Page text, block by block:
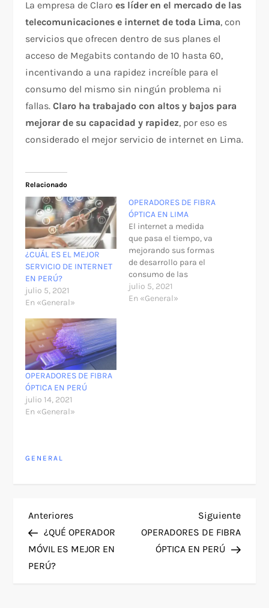
La empresa de Claroes líder en el mercado de las
telecomunicaciones e internet de toda Lima, con
servicios que ofrecen dentro de sus planes el
acceso de Megabits contando de 10 hasta 60,
incentivando a una rapidez increíble para el
consumo del mismo sin ningún problema ni
fallas.Claro ha trabajado con altos y bajos para
mejorar de su capacidad y rapidez, por eso es
considerado el mejor servicio de internet en Lima.
Relacionado
¿CUÁL ES EL MEJOR
SERVICIO DE INTERNET
EN PERÚ?
julio 5, 2021
En «General»
OPERADORES DE FIBRA
ÓPTICA EN LIMA
El internet a medida
que pasa el tiempo, va
mejorando sus formas
de desarrollo para el
consumo de las
personas. Esto quiere
decir que además de las
julio 5, 2021
En «General»
OPERADORES DE FIBRA
ÓPTICA EN PERÚ
julio 14, 2021
En «General»
GENERAL
N
a
v
Entrada
anterior
Anteriores
¿QUÉ OPERADOR
MÓVIL ES MEJOR EN
PERÚ?
Siguiente
OPERADORES DE FIBRA
ÓPTICA EN PERÚ